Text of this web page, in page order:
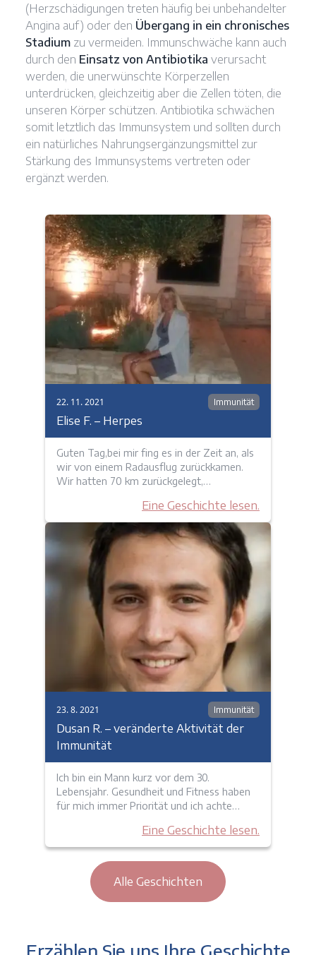
(Herzschädigungen treten häufig bei unbehandelter
Angina auf) oder den Übergang in ein chronisches
Stadium zu vermeiden. Immunschwäche kann auch
durch den Einsatz von Antibiotika verursacht
werden, die unerwünschte Körperzellen
unterdrücken, gleichzeitig aber die Zellen töten, die
unseren Körper schützen. Antibiotika schwächen
somit letztlich das Immunsystem und sollten durch
ein natürliches Nahrungsergänzungsmittel zur
Stärkung des Immunsystems vertreten oder
ergänzt werden.
22. 11. 2021 Immunität
Elise F. – Herpes
Guten Tag,bei mir fing es in der Zeit an, als
wir von einem Radausflug zurückkamen.
Wir hatten 70 km zurückgelegt,…
Eine Geschichte lesen.
23. 8. 2021 Immunität
Dusan R. – veränderte Aktivität der
Immunität
Ich bin ein Mann kurz vor dem 30.
Lebensjahr. Gesundheit und Fitness haben
für mich immer Priorität und ich achte…
Eine Geschichte lesen.
Alle Geschichten
Erzählen Sie uns Ihre Geschichte